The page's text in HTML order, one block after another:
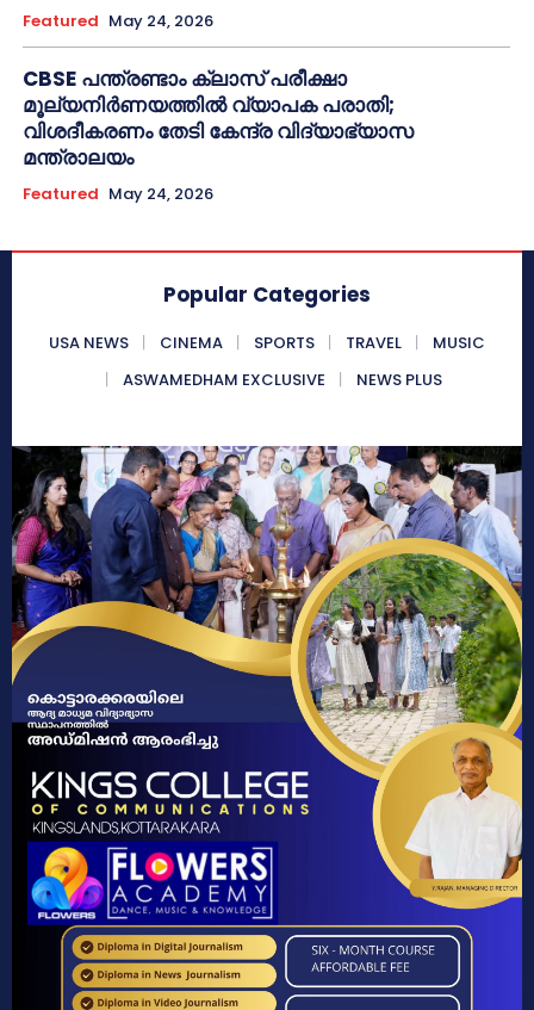
Featured May 24, 2026
CBSE പന്ത്രണ്ടാം ക്ലാസ് പരീക്ഷാ
മൂല്യനിർണയത്തിൽ വ്യാപക പരാതി;
വിശദീകരണം തേടി കേന്ദ്ര വിദ്യാഭ്യാസ
മന്ത്രാലയം
Featured May 24, 2026
Popular Categories
USA NEWS CINEMA SPORTS TRAVEL
MUSIC
ASWAMEDHAM EXCLUSIVE
NEWS PLUS